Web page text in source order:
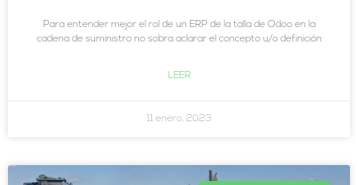
Para entender mejor el rol de un ERP de la talla de Odoo en la
cadena de suministro no sobra aclarar el concepto u/o definición
LEER
11 enero, 2023